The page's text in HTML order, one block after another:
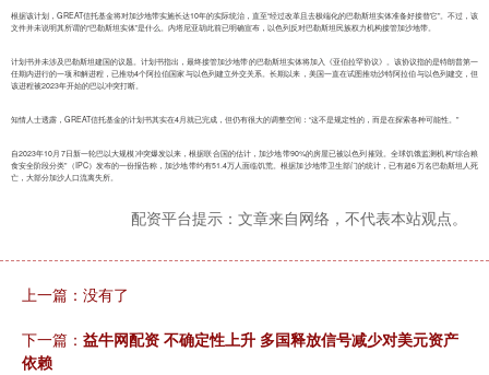
根据该计划，GREAT信托基金将对加沙地带实施长达10年的实际统治，直至“经过改革且去极端化的巴勒斯坦实体准备好接替它”。不过，该
文件并未说明其所谓的“巴勒斯坦实体”是什么。内塔尼亚胡此前已明确宣布，以色列反对巴勒斯坦民族权力机构接管加沙地带。
计划书并未涉及巴勒斯坦建国的议题。计划书指出，最终接管加沙地带的巴勒斯坦实体将加入《亚伯拉罕协议》。该协议指的是特朗普第一
任期内进行的一项和解进程，已推动4个阿拉伯国家与以色列建立外交关系。长期以来，美国一直在试图推动沙特阿拉伯与以色列建交，但
该进程被2023年开始的巴以冲突打断。
知情人士透露，GREAT信托基金的计划书其实在4月就已完成，但仍有很大的调整空间：“这不是规定性的，而是在探索各种可能性。”
自2023年10月7日新一轮巴以大规模冲突爆发以来，根据联合国的估计，加沙地带90%的房屋已被以色列摧毁。全球饥饿监测机构“综合粮
食安全阶段分类”（IPC）发布的一份报告称，加沙地带约有51.4万人面临饥荒。根据加沙地带卫生部门的统计，已有超6万名巴勒斯坦人死
亡，大部分加沙人口流离失所。
配资平台提示：文章来自网络，不代表本站观点。
上一篇：没有了
下一篇： 益牛网配资 不确定性上升 多国释放信号减少对美元资产
依赖